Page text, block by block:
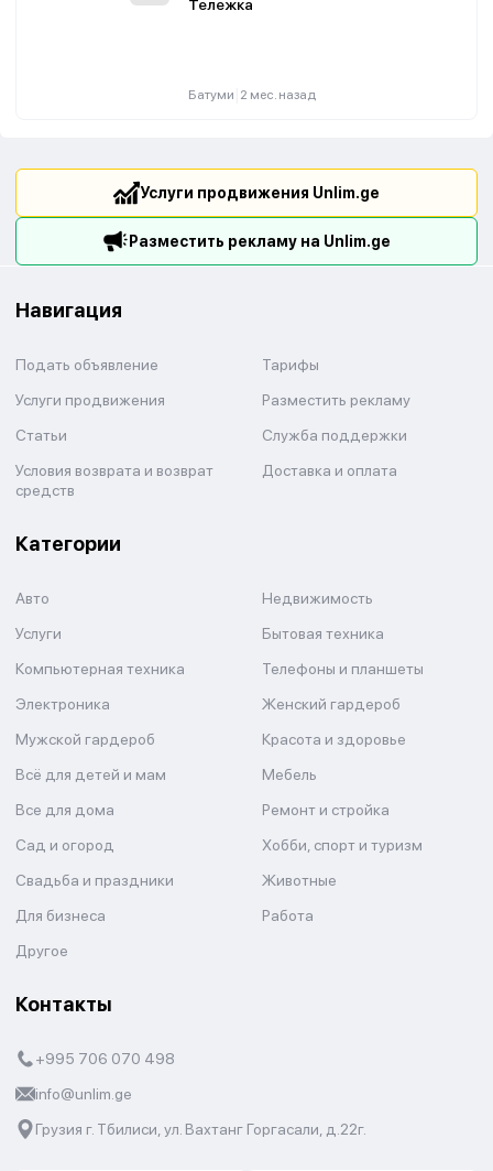
Тележка
Батуми 2 мес. назад
Услуги продвижения Unlim.ge
Разместить рекламу на Unlim.ge
Навигация
Подать объявление
Тарифы
Услуги продвижения
Разместить рекламу
Статьи
Служба поддержки
Условия возврата и возврат
средств
Доставка и оплата
Категории
Авто
Недвижимость
Услуги
Бытовая техника
Компьютерная техника
Телефоны и планшеты
Электроника
Женский гардероб
Мужской гардероб
Красота и здоровье
Всё для детей и мам
Мебель
Все для дома
Ремонт и стройка
Сад и огород
Хобби, спорт и туризм
Свадьба и праздники
Животные
Для бизнеса
Работа
Другое
Контакты
+995 706 070 498
info@unlim.ge
Грузия г. Тбилиси, ул. Вахтанг Горгасали, д.22г.